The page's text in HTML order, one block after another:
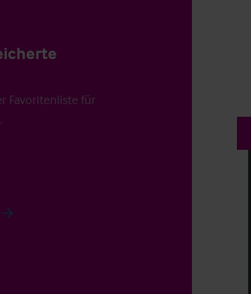
Favoritenliste für